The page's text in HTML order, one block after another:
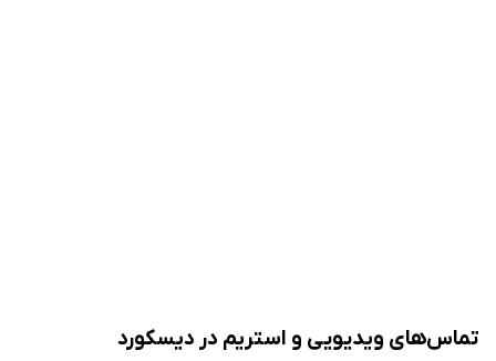
تماس‌های ویدیویی و استریم در دیسکورد